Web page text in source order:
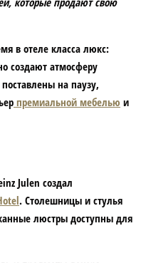
в отеле класса люкс:
создают атмосферу
на паузу,
премиальной мебелью и
Julen создал
. Столешницы и стулья
люстры доступны для